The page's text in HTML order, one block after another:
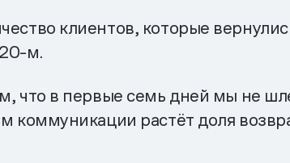
клиентов, которые
м.
что в первые семь дней мы не
коммуникации растёт доля